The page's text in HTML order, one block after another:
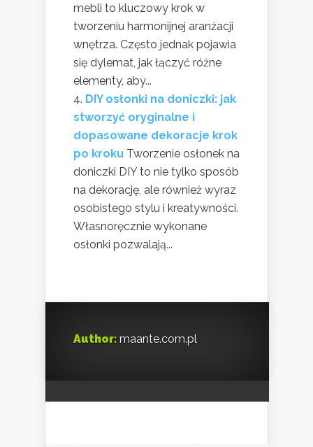
mebli to kluczowy krok w
tworzeniu harmonijnej aranżacji
wnętrza. Często jednak pojawia
się dylemat, jak łączyć różne
elementy, aby...
DIY osłonki na doniczki: jak
stworzyć oryginalne i
dopasowane dekoracje krok
po kroku Tworzenie osłonek na
doniczki DIY to nie tylko sposób
na dekorację, ale również wyraz
osobistego stylu i kreatywności.
Własnoręcznie wykonane
osłonki pozwalają...
Author: maante.com.pl